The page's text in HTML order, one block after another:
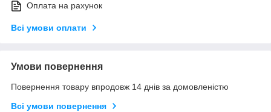
Оплата на рахунок
Всі умови оплати
Умови повернення
Повернення товару впродовж 14 днів за домовленістю
Всі умови повернення